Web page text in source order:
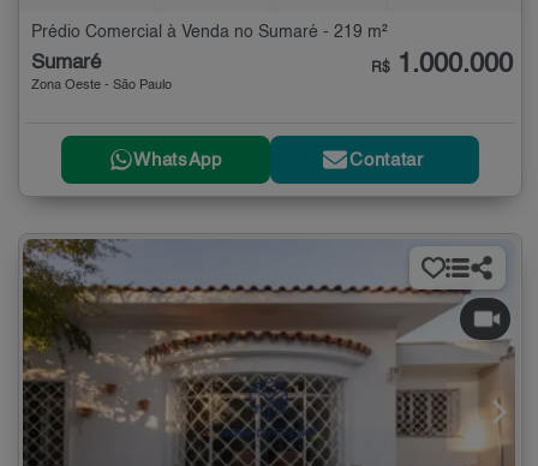
Prédio Comercial à Venda no Sumaré - 219 m²
Sumaré
Zona Oeste - São Paulo
R$ 1.000.000
WhatsApp Contatar